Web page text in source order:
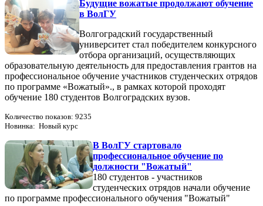
Будущие вожатые продолжают обучение
в ВолГУ
Волгоградский государственный
университет стал победителем конкурсного
отбора организаций, осуществляющих
образовательную деятельность для предоставления грантов на
профессиональное обучение участников студенческих отрядов
по программе «Вожатый»., в рамках которой проходят
обучение 180 студентов Волгоградских вузов.
Количество показов: 9235
Новинка: Новый курс
В ВолГУ стартовало
профессиональное обучение по
должности "Вожатый"
180 студентов - участников
студенческих отрядов начали обучение
по программе профессионального обучения "Вожатый"